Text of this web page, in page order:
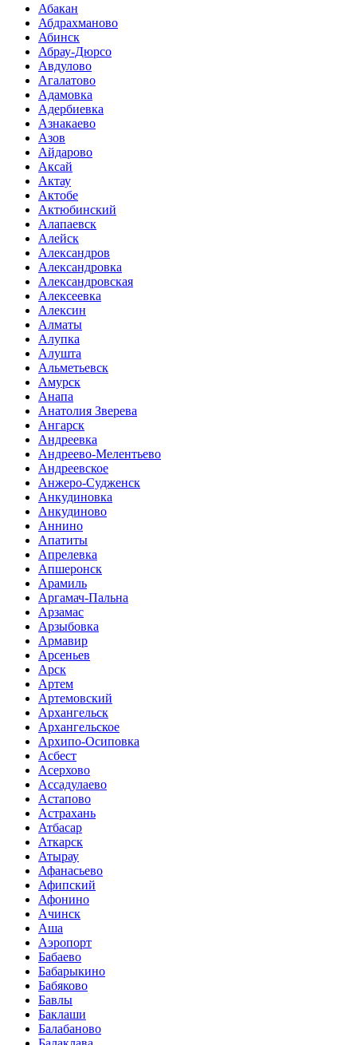
Абакан
Абдрахманово
Абинск
Абрау-Дюрсо
Авдулово
Агалатово
Адамовка
Адербиевка
Азнакаево
Азов
Айдарово
Аксай
Актау
Актобе
Актюбинский
Алапаевск
Алейск
Александров
Александровка
Александровская
Алексеевка
Алексин
Алматы
Алупка
Алушта
Альметьевск
Амурск
Анапа
Анатолия Зверева
Ангарск
Андреевка
Андреево-Мелентьево
Андреевское
Анжеро-Судженск
Анкудиновка
Анкудиново
Аннино
Апатиты
Апрелевка
Апшеронск
Арамиль
Аргамач-Пальна
Арзамас
Арзыбовка
Армавир
Арсеньев
Арск
Артем
Артемовский
Архангельск
Архангельское
Архипо-Осиповка
Асбест
Асерхово
Ассадулаево
Астапово
Астрахань
Атбасар
Аткарск
Атырау
Афанасьево
Афипский
Афонино
Ачинск
Аша
Аэропорт
Бабаево
Бабарыкино
Бабяково
Бавлы
Баклаши
Балабаново